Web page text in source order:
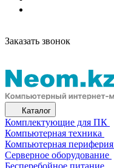
Заказать звонок
Каталог
Комплектующие для ПК
Компьютерная техника
Компьютерная периферия
Серверное оборудование
Бесперебойное питание